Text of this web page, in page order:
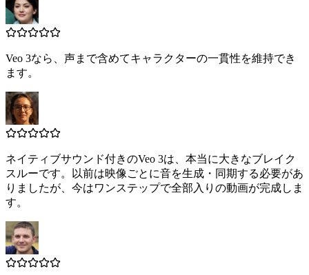
Veo 3なら、声まで含めてキャラクターの一貫性を維持でき
ます。
ネイティブサウンド付きのVeo 3は、本当に大きなブレイク
スルーです。以前は映像ごとに音を生成・同期する必要があ
りましたが、今はワンステップで全部入りの動画が完成しま
す。